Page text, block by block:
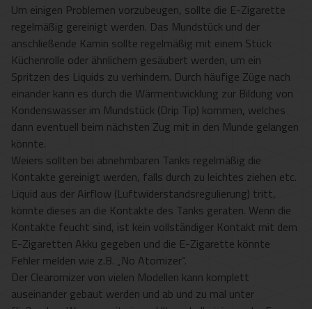
Um einigen Problemen vorzubeugen, sollte die E-Zigarette
regelmäßig gereinigt werden. Das Mundstück und der
anschließende Kamin sollte regelmäßig mit einem Stück
Küchenrolle oder ähnlichem gesäubert werden, um ein
Spritzen des Liquids zu verhindern. Durch häufige Züge nach
einander kann es durch die Wärmentwicklung zur Bildung von
Kondenswasser im Mundstück (Drip Tip) kommen, welches
dann eventuell beim nächsten Zug mit in den Munde gelangen
könnte.
Weiers sollten bei abnehmbaren Tanks regelmäßig die
Kontakte gereinigt werden, falls durch zu leichtes ziehen etc.
Liquid aus der Airflow (Luftwiderstandsregulierung) tritt,
könnte dieses an die Kontakte des Tanks geraten. Wenn die
Kontakte feucht sind, ist kein vollständiger Kontakt mit dem
E-Zigaretten Akku gegeben und die E-Zigarette könnte
Fehler melden wie z.B. „No Atomizer“.
Der Clearomizer von vielen Modellen kann komplett
auseinander gebaut werden und ab und zu mal unter